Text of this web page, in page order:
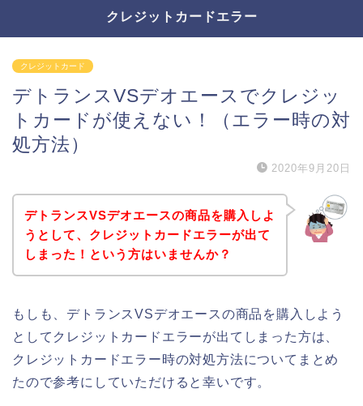
クレジットカードエラー
クレジットカード
デトランスVSデオエースでクレジッ
トカードが使えない！（エラー時の対
処方法）
2020年9月20日
デトランスVSデオエースの商品を購入しよ
うとして、クレジットカードエラーが出て
しまった！という方はいませんか？
もしも、デトランスVSデオエースの商品を購入しよう
としてクレジットカードエラーが出てしまった方は、
クレジットカードエラー時の対処方法についてまとめ
たので参考にしていただけると幸いです。